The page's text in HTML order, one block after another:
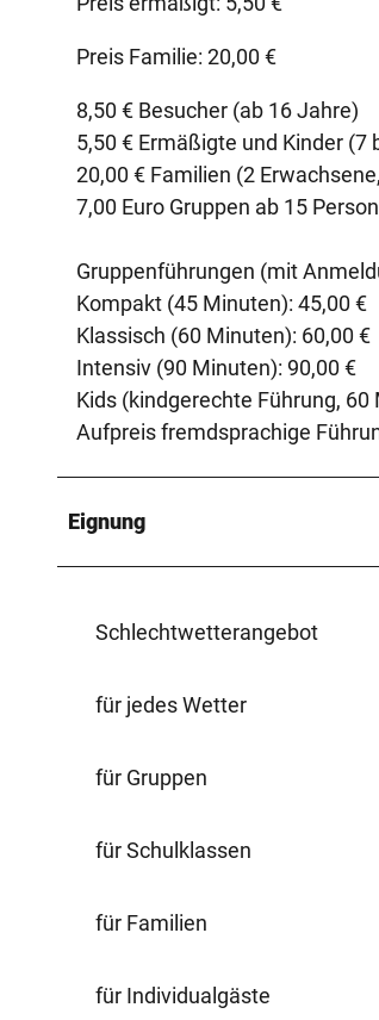
Preis Familie: 20,00 €
8,50 € Besucher (ab 16 Jahre)
5,50 € Ermäßigte und Kinder (7
20,00 € Familien (2
7,00 Euro Gruppen ab 15
Gruppenführungen (mit
Kompakt (45 Minuten): 45,00 €
Klassisch (60 Minuten): 60,00 €
Intensiv (90 Minuten): 90,00 €
Kids (kindgerechte Führung, 60
Aufpreis fremdsprachige
Eignung
Schlechtwetterangebot
für jedes Wetter
für Gruppen
für Schulklassen
für Familien
für Individualgäste